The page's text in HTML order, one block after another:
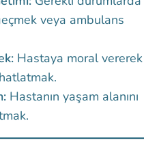
veya ambulans
Hastaya moral vererek
Hastanın yaşam alanını